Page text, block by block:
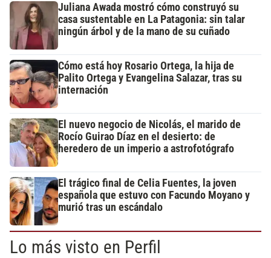
Juliana Awada mostró cómo construyó su
casa sustentable en La Patagonia: sin talar
ningún árbol y de la mano de su cuñado
Cómo está hoy Rosario Ortega, la hija de
Palito Ortega y Evangelina Salazar, tras su
internación
El nuevo negocio de Nicolás, el marido de
Rocío Guirao Díaz en el desierto: de
heredero de un imperio a astrofotógrafo
El trágico final de Celia Fuentes, la joven
española que estuvo con Facundo Moyano y
murió tras un escándalo
Lo más visto en Perfil